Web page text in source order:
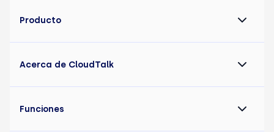
Producto
Acerca de CloudTalk
Funciones